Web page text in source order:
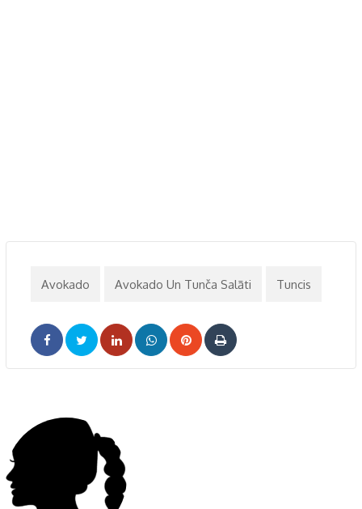
Avokado Avokado Un Tunča Salāti Tuncis
LinkedInWhatsappPinterest
Print